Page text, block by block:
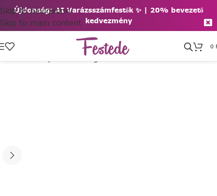
Újdonság: AI Varázsszámfestők ✨ | 20% bevezető
kedvezmény
Skip to navigation
Skip to main content
0